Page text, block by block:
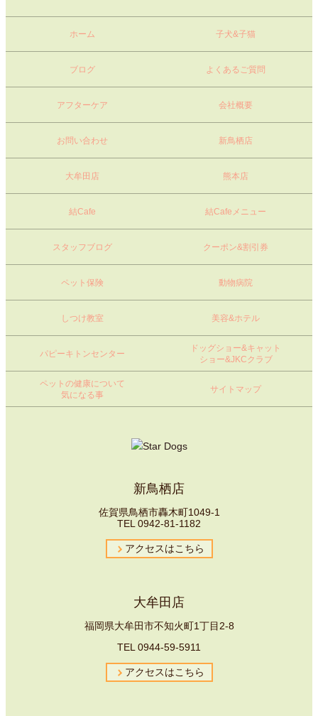
ホーム 子犬&子猫
ブログ よくあるご質問
アフターケア 会社概要
お問い合わせ 新鳥栖店
大牟田店 熊本店
結Cafe 結Cafeメニュー
スタッフブログ クーポン&割引券
ペット保険 動物病院
しつけ教室 美容&ホテル
パピーキトンセンター
ドッグショー&キャット
ショー&JKCクラブ
ペットの健康について
気になる事
サイトマップ
新鳥栖店
佐賀県鳥栖市轟木町1049-1
TEL 0942-81-1182
アクセスはこちら
大牟田店
福岡県大牟田市不知火町1丁目2-8
TEL 0944-59-5911
アクセスはこちら